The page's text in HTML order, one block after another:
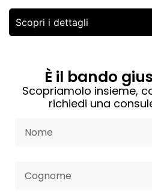
Scopri i dettagli
È il bando
Scopriamolo insieme,
richiedi una